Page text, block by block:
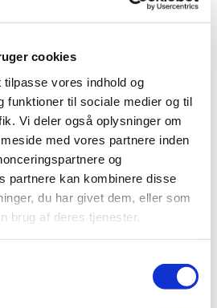
cookies
vores indhold og
funktioner til sociale medier og til
Vi deler også oplysninger om
med vores partnere inden
og
partnere kan kombinere disse
du har givet dem, eller som
brug af deres tjenester.
kommuner elbiler?
for det offentlige
i kommuner